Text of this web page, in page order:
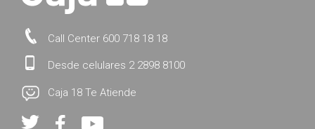
Call Center 600 718 18 18
Desde celulares 2 2898 8100
Caja 18 Te Atiende